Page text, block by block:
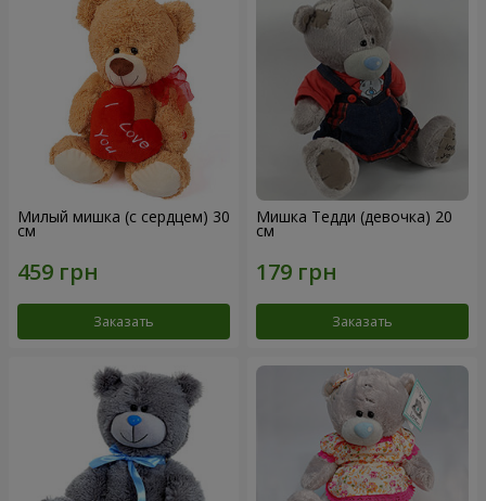
Милый мишка (с сердцем) 30
см
Заказать
Мишка Тедди (девочка) 20
см
Заказать